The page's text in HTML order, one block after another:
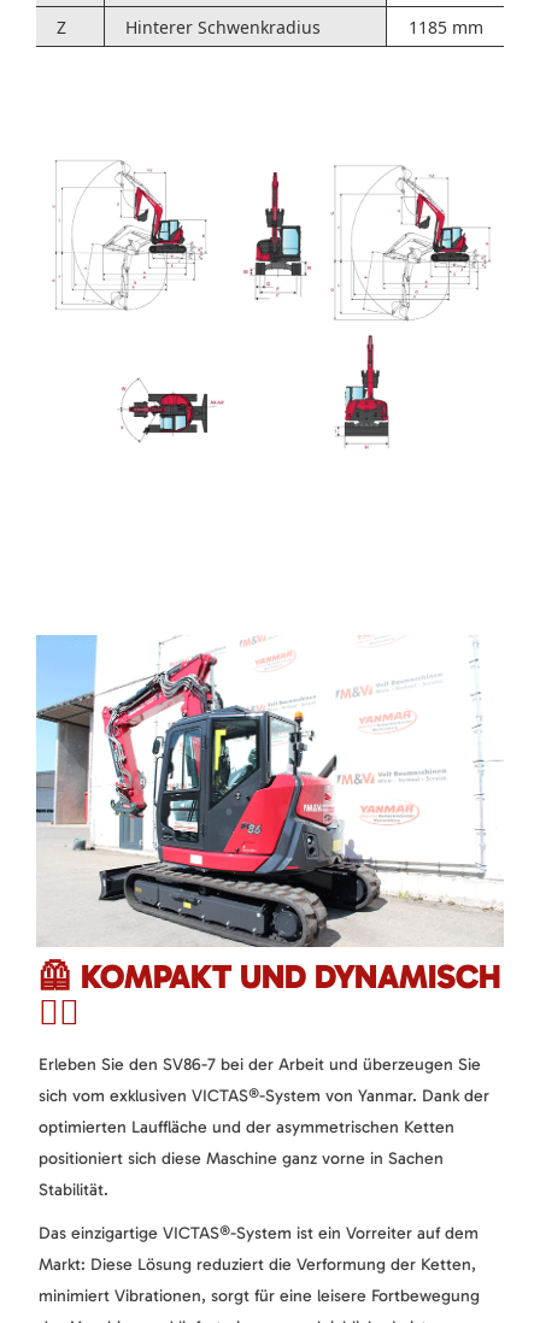
Z
Hinterer Schwenkradius 1185 mm
🦺 KOMPAKT UND DYNAMISCH
👷‍♂️
Erleben Sie den SV86-7 bei der Arbeit und überzeugen Sie
sich vom exklusiven VICTAS®-System von Yanmar. Dank der
optimierten Lauffläche und der asymmetrischen Ketten
positioniert sich diese Maschine ganz vorne in Sachen
Stabilität.
Das einzigartige VICTAS®-System ist ein Vorreiter auf dem
Markt: Diese Lösung reduziert die Verformung der Ketten,
minimiert Vibrationen, sorgt für eine leisere Fortbewegung